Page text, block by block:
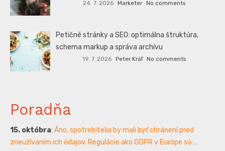
24. 7. 2026 Marketer No comments
Petičné stránky a SEO: optimálna štruktúra,
schema markup a správa archívu
19. 7. 2026 Peter Kráľ No comments
Poradňa
15. októbra: Áno, spotrebitelia by mali byť chránení pred
zneužívaním ich údajov. Regulácie ako GDPR v Európe sú ...